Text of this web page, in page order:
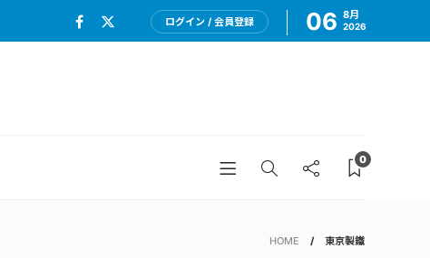
ログイン / 会員登録 06 8月
2026
0
HOME 東京製鐵